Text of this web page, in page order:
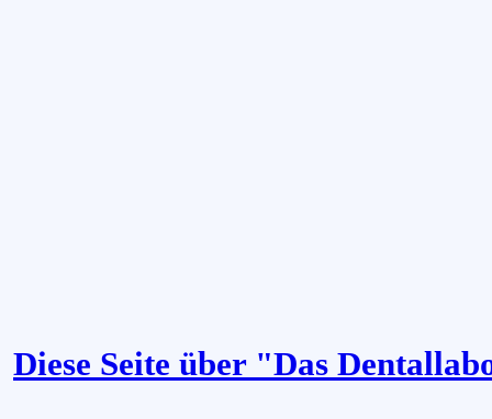
Diese Seite über "Das